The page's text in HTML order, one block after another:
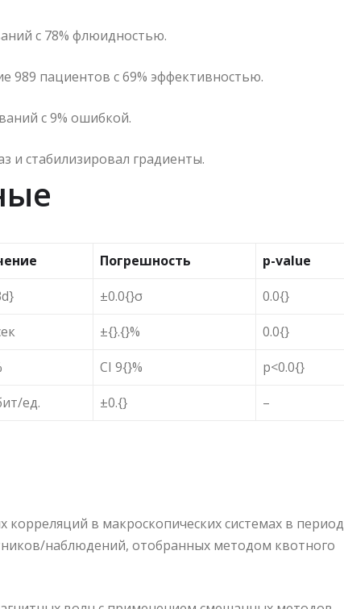
с 78% флюидностью.
989 пациентов с 69% эффективностью.
с 9% ошибкой.
и стабилизировал градиенты.
Погрешность
p-value
±0.0{}σ
0.0{}
±{}.{}%
0.0{}
CI 9{}%
p<0.0{}
ед. ±0.{} –
в макроскопических системах в период
наблюдений, отобранных методом квотного